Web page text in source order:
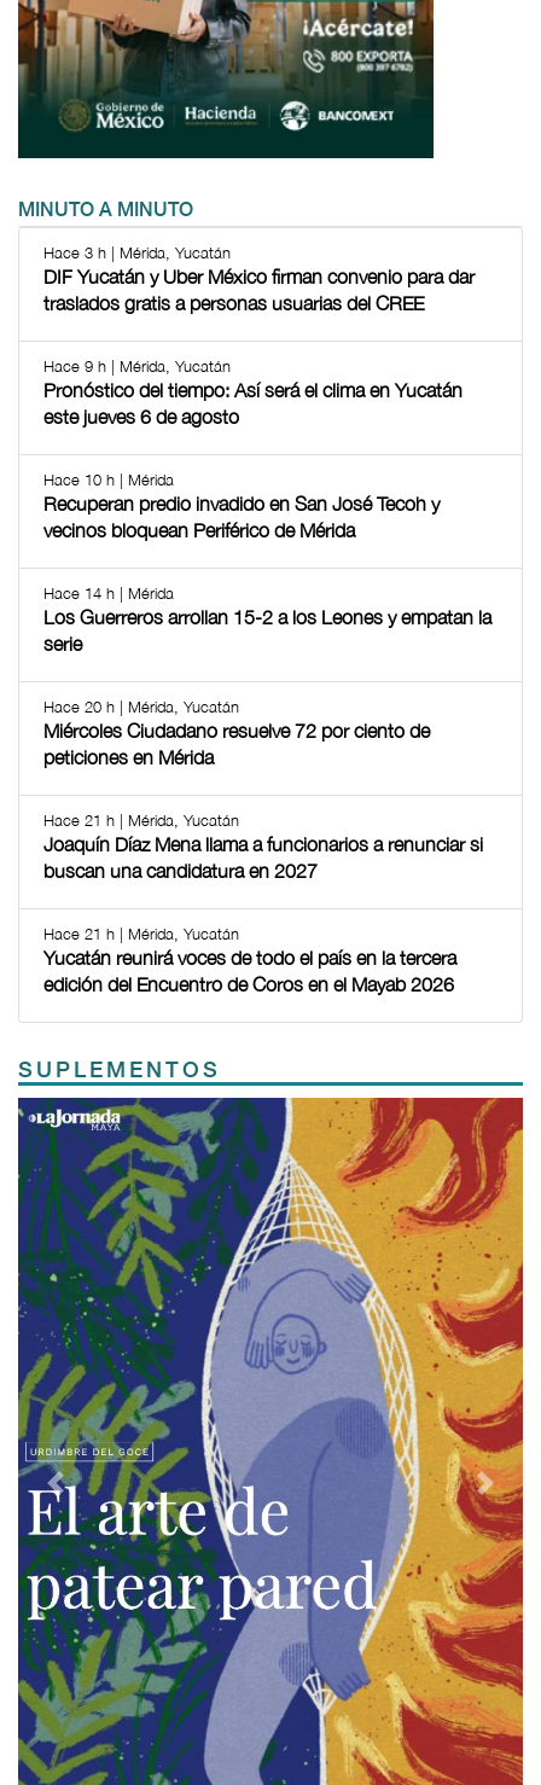
MINUTO A MINUTO
Hace 3 h | Mérida, Yucatán
DIF Yucatán y Uber México firman convenio para dar
traslados gratis a personas usuarias del CREE
Hace 9 h | Mérida, Yucatán
Pronóstico del tiempo: Así será el clima en Yucatán
este jueves 6 de agosto
Hace 10 h | Mérida
Recuperan predio invadido en San José Tecoh y
vecinos bloquean Periférico de Mérida
Hace 14 h | Mérida
Los Guerreros arrollan 15-2 a los Leones y empatan la
serie
Hace 20 h | Mérida, Yucatán
Miércoles Ciudadano resuelve 72 por ciento de
peticiones en Mérida
Hace 21 h | Mérida, Yucatán
Joaquín Díaz Mena llama a funcionarios a renunciar si
buscan una candidatura en 2027
Hace 21 h | Mérida, Yucatán
Yucatán reunirá voces de todo el país en la tercera
edición del Encuentro de Coros en el Mayab 2026
SUPLEMENTOS
Previous Next